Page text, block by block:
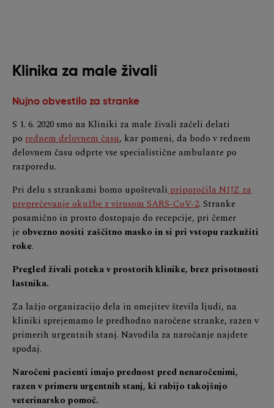
Klinika za male živali
Nujno obvestilo za stranke
S 1. 6. 2020 smo na Kliniki za male živali začeli delati
po rednem delovnem času, kar pomeni, da bodo v rednem
delovnem času odprte vse specialistične ambulante po
razporedu.
Pri delu s strankami bomo upoštevalipriporočila NIJZ za
preprečevanje okužbe z virusom SARS-CoV-2. Stranke
posamično in prosto dostopajo do recepcije, pri čemer
je obvezno nositi zaščitno masko in si pri vstopu razkužiti
roke.
Pregled živali poteka v prostorih klinike, brez prisotnosti
lastnika.
Za lažjo organizacijo dela in omejitev števila ljudi, na
kliniki sprejemamo le predhodno naročene stranke, razen v
primerih urgentnih stanj. Navodila za naročanje najdete
spodaj.
Naročeni pacienti imajo prednost pred nenaročenimi,
razen v primeru urgentnih stanj, ki rabijo takojšnjo
veterinarsko pomoč.